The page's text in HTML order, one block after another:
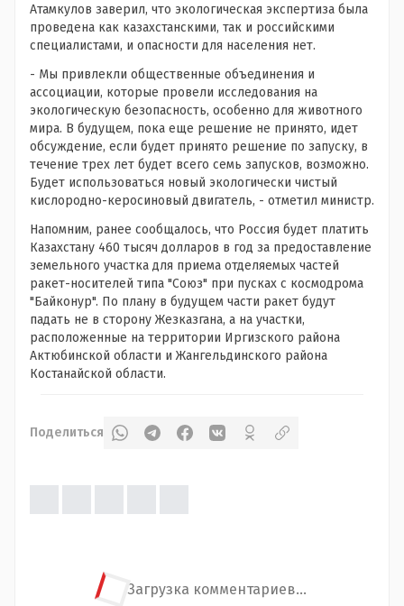
Атамкулов заверил, что экологическая экспертиза была
проведена как казахстанскими, так и российскими
специалистами, и опасности для населения нет.
- Мы привлекли общественные объединения и
ассоциации, которые провели исследования на
экологическую безопасность, особенно для животного
мира. В будущем, пока еще решение не принято, идет
обсуждение, если будет принято решение по запуску, в
течение трех лет будет всего семь запусков, возможно.
Будет использоваться новый экологически чистый
кислородно-керосиновый двигатель, - отметил министр.
Напомним, ранее сообщалось, что Россия будет платить
Казахстану 460 тысяч долларов в год за предоставление
земельного участка для приема отделяемых частей
ракет-носителей типа "Союз" при пусках с космодрома
"Байконур". По плану в будущем части ракет будут
падать не в сторону Жезказгана, а на участки,
расположенные на территории Иргизского района
Актюбинской области и Жангельдинского района
Костанайской области.
Поделиться
Загрузка комментариев...